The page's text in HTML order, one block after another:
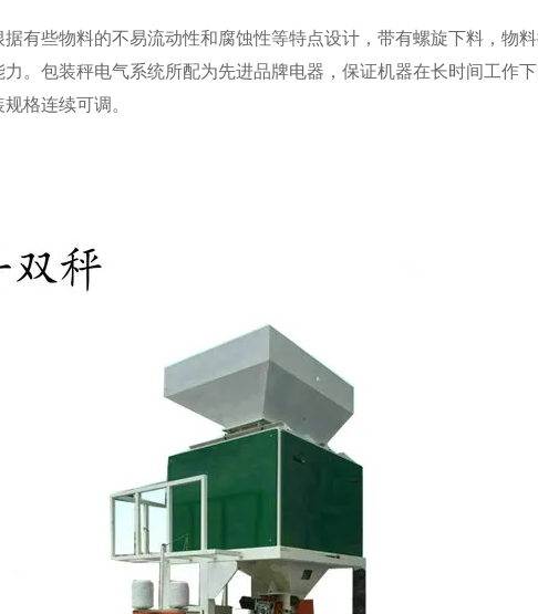
据有些物料的不易流动性和腐蚀性等特点设计，带有螺旋下料，物
。包装秤电气系统所配为先进品牌电器，保证机器在长时间工作
格连续可调。